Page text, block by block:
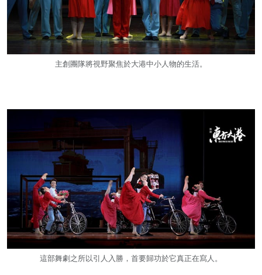
主創團隊將視野聚焦於大港中小人物的生活。
這部舞劇之所以引人入勝，首要歸功於它真正在寫人。